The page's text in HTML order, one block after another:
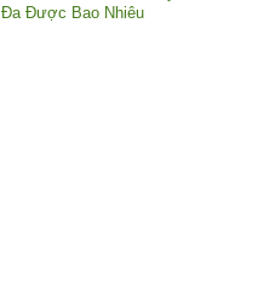
Đa Được Bao Nhiêu